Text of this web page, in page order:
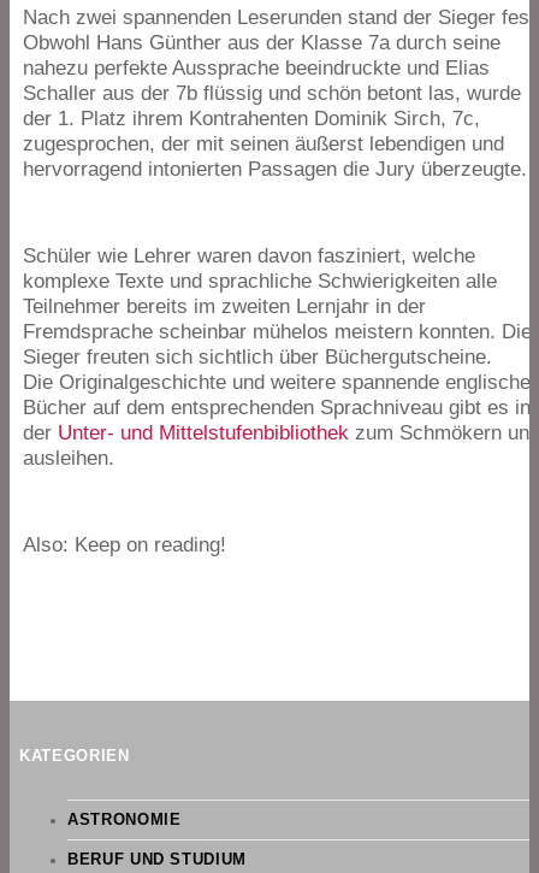
Nach zwei spannenden Leserunden stand der Sieger
Obwohl Hans Günther aus der Klasse 7a durch seine
nahezu perfekte Aussprache beeindruckte und Elias
Schaller aus der 7b flüssig und schön betont las, wurde
der 1. Platz ihrem Kontrahenten Dominik Sirch, 7c,
zugesprochen, der mit seinen äußerst lebendigen und
hervorragend intonierten Passagen die Jury überzeugte.
Schüler wie Lehrer waren davon fasziniert, welche
komplexe Texte und sprachliche Schwierigkeiten alle
Teilnehmer bereits im zweiten Lernjahr in der
Fremdsprache scheinbar mühelos meistern konnten. Die
Sieger freuten sich sichtlich über Büchergutscheine.
Die Originalgeschichte und weitere spannende englische
Bücher auf dem entsprechenden Sprachniveau gibt es in
der Unter- und Mittelstufenbibliothek zum Schmökern
ausleihen.
Also: Keep on reading!
KATEGORIEN
ASTRONOMIE
BERUF UND STUDIUM